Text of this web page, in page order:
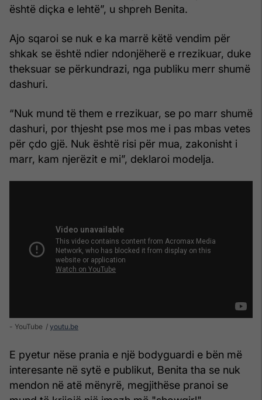
është diçka e lehtë”, u shpreh Benita.
Ajo sqaroi se nuk e ka marrë këtë vendim për
shkak se është ndier ndonjëherë e rrezikuar, duke
theksuar se përkundrazi, nga publiku merr shumë
dashuri.
“Nuk mund të them e rrezikuar, se po marr shumë
dashuri, por thjesht pse mos me i pas mbas vetes
për çdo gjë. Nuk është risi për mua, zakonisht i
marr, kam njerëzit e mi”, deklaroi modelja.
- YouTube youtu.be
E pyetur nëse prania e një bodyguardi e bën më
interesante në sytë e publikut, Benita tha se nuk
mendon në atë mënyrë, megjithëse pranoi se